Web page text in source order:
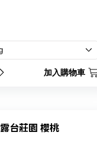
加入購物車
哥倫比亞 露台莊園 櫻桃